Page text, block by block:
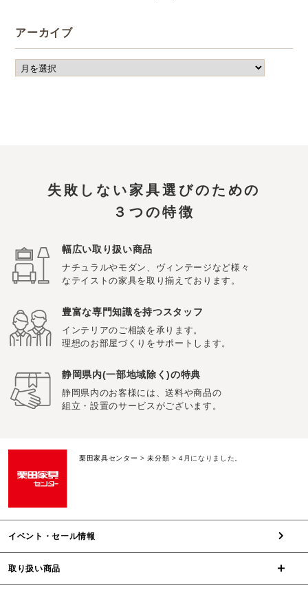
アーカイブ
失敗しない家具選びのための
３つの特徴
幅広い取り扱い商品
ナチュラルやモダン、ヴィンテージなど様々
なテイストの家具を取り揃えております。
豊富な専門知識を持つスタッフ
インテリアのご相談を承ります。
理想のお部屋づくりをサポートします。
静岡県内(一部地域除く)の特典
静岡県内のお客様には、送料や商品の
組立・設置のサービスがございます。
栗田家具センター >未分類 >4月になりました。
イベント・セール情報
取り扱い商品